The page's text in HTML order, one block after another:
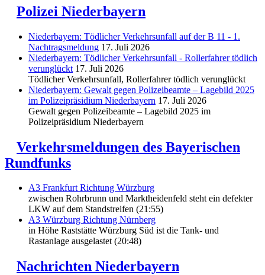
Polizei Niederbayern
Niederbayern: Tödlicher Verkehrsunfall auf der B 11 - 1.
Nachtragsmeldung 17. Juli 2026
Niederbayern: Tödlicher Verkehrsunfall - Rollerfahrer tödlich
verunglückt 17. Juli 2026
Tödlicher Verkehrsunfall, Rollerfahrer tödlich verunglückt
Niederbayern: Gewalt gegen Polizeibeamte – Lagebild 2025
im Polizeipräsidium Niederbayern 17. Juli 2026
Gewalt gegen Polizeibeamte – Lagebild 2025 im
Polizeipräsidium Niederbayern
Verkehrsmeldungen des Bayerischen
Rundfunks
A3 Frankfurt Richtung Würzburg
zwischen Rohrbrunn und Marktheidenfeld steht ein defekter
LKW auf dem Standstreifen (21:55)
A3 Würzburg Richtung Nürnberg
in Höhe Raststätte Würzburg Süd ist die Tank- und
Rastanlage ausgelastet (20:48)
Nachrichten Niederbayern